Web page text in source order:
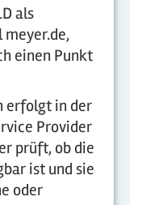
als
meyer.de,
einen Punkt
erfolgt in der
Provider
prüft, ob die
ist und sie
oder